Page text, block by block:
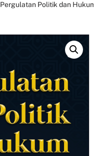
Pergulatan Politik dan Hukum